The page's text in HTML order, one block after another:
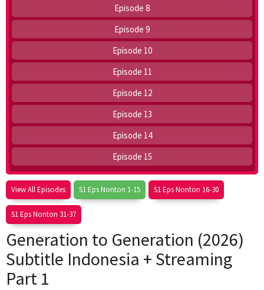
Episode 8
Episode 9
Episode 10
Episode 11
Episode 12
Episode 13
Episode 14
Episode 15
View All Episodes S1 Eps Nonton 1-15 S1 Eps Nonton 16-30
S1 Eps Nonton 31-37
Generation to Generation (2026)
Subtitle Indonesia + Streaming
Part 1